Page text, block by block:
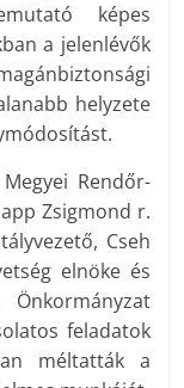
képes
a jelenlévők
helyzete
Rendőr-
Zsigmond r.
Cseh
elnöke és
feladatok
méltatták a